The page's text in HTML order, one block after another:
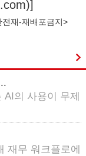
)]
전재-재배포금지>
의 사용이 무제
재무 워크플로에